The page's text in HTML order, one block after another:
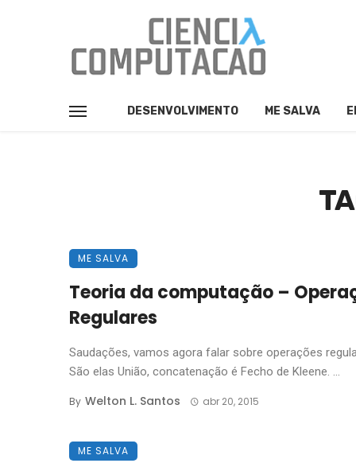
DESENVOLVIMENTO ME SALVA
ME SALVA
Teoria da computação –
Regulares
Saudações, vamos agora falar sobre operações
São elas União, concatenação é Fecho de Kleene. ...
By Welton L. Santos abr 20, 2015
ME SALVA